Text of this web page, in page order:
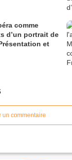
comme
d’un portrait de
et
un commentaire